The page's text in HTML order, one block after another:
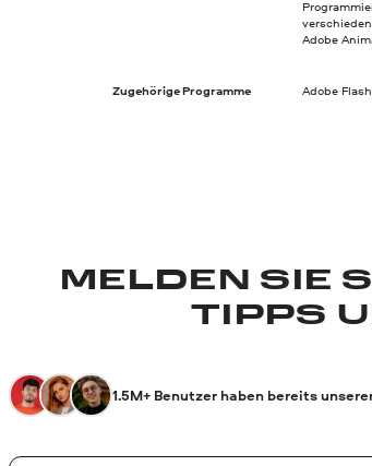
Adobe
Zugehörige Programme Adobe
MELDEN SIE
TIPPS
1.5M+ Benutzer haben bereits